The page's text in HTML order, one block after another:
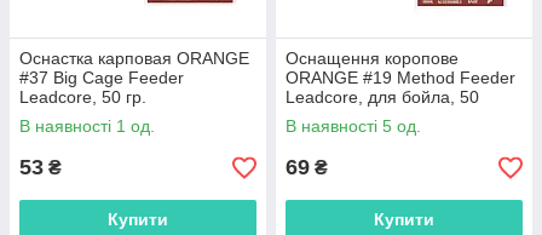
Оснастка карповая ORANGE
#37 Big Cage Feeder
Leadcore, 50 гр.
В наявності 1 од.
53 ₴
Купити
Оснащення коропове
ORANGE #19 Method Feeder
Leadcore, для бойла, 50
гр.,MF1950
В наявності 5 од.
69 ₴
Купити